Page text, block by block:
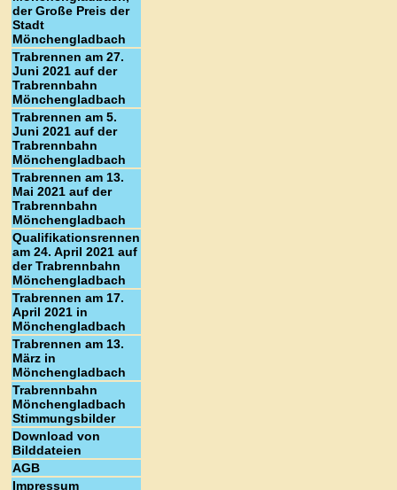
der Große Preis der
Stadt
Mönchengladbach
Trabrennen am 27.
Juni 2021 auf der
Trabrennbahn
Mönchengladbach
Trabrennen am 5.
Juni 2021 auf der
Trabrennbahn
Mönchengladbach
Trabrennen am 13.
Mai 2021 auf der
Trabrennbahn
Mönchengladbach
Qualifikationsrennen
am 24. April 2021 auf
der Trabrennbahn
Mönchengladbach
Trabrennen am 17.
April 2021 in
Mönchengladbach
Trabrennen am 13.
März in
Mönchengladbach
Trabrennbahn
Mönchengladbach
Stimmungsbilder
Download von
Bilddateien
AGB
Impressum